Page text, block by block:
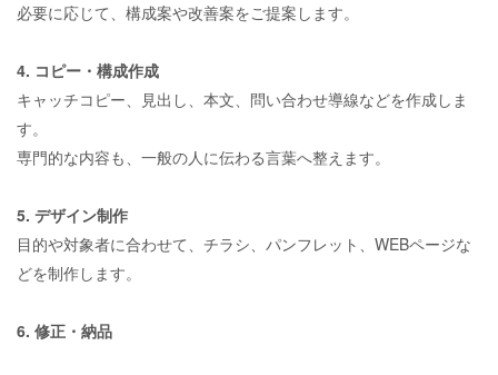
必要に応じて、構成案や改善案をご提案します。
4. コピー・構成作成
キャッチコピー、見出し、本文、問い合わせ導線などを作成しま
す。
専門的な内容も、一般の人に伝わる言葉へ整えます。
5. デザイン制作
目的や対象者に合わせて、チラシ、パンフレット、WEBページな
どを制作します。
6. 修正・納品